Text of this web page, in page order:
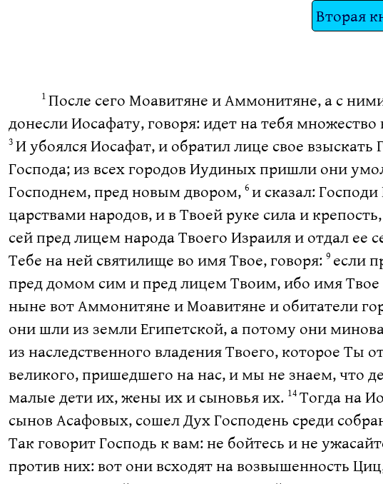
Вторая
1 После сего Моавитяне и Аммонитяне, а с
донесли Иосафату, говоря: идет на тебя
3 И убоялся Иосафат, и обратил лице свое взыскать
Господа; из всех городов Иудиных пришли они
Господнем, пред новым двором, 6 и сказал:
царствами народов, и в Твоей руке сила и
сей пред лицем народа Твоего Израиля и отдал ее
Тебе на ней святилище во имя Твое, говоря: 9 если
пред домом сим и пред лицем Твоим, ибо имя
ныне вот Аммонитяне и Моавитяне и обитатели
они шли из земли Египетской, а потому они
из наследственного владения Твоего, которое Ты
великого, пришедшего на нас, и мы не знаем, что
малые дети их, жены их и сыновья их. 14 Тогда на
сынов Асафовых, сошел Дух Господень среди
Так говорит Господь к вам: не бойтесь и не
против них: вот они всходят на возвышенность